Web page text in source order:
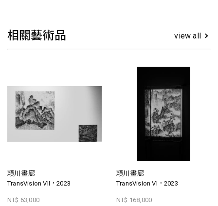
相關藝術品 view all
穎川畫廊
TransVision VII，2023
NT$ 63,000
穎川畫廊
TransVision VI，2023
NT$ 168,000